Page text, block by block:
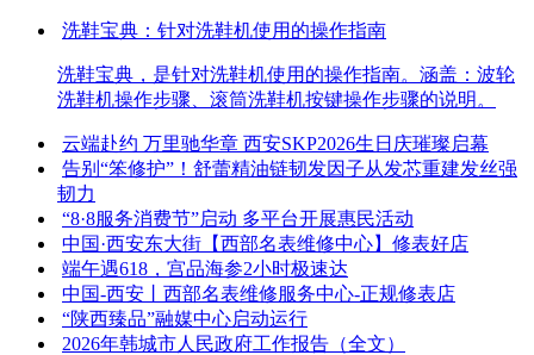
洗鞋宝典：针对洗鞋机使用的操作指南
洗鞋宝典，是针对洗鞋机使用的操作指南。涵盖：波轮
洗鞋机操作步骤、滚筒洗鞋机按键操作步骤的说明。
云端赴约 万里驰华章 西安SKP2026生日庆璀璨启幕
告别“笨修护”！舒蕾精油链韧发因子从发芯重建发丝强
韧力
“8·8服务消费节”启动 多平台开展惠民活动
中国·西安东大街【西部名表维修中心】修表好店
端午遇618，宫品海参2小时极速达
中国-西安丨西部名表维修服务中心-正规修表店
“陕西臻品”融媒中心启动运行
2026年韩城市人民政府工作报告（全文）